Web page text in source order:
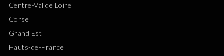
Centre-Val de Loire
Corse
Grand Est
Hauts-de-France